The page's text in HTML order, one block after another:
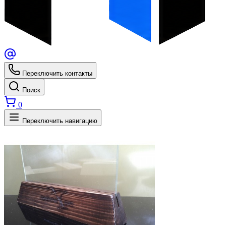
Переключить контакты
Поиск
0
Переключить навигацию